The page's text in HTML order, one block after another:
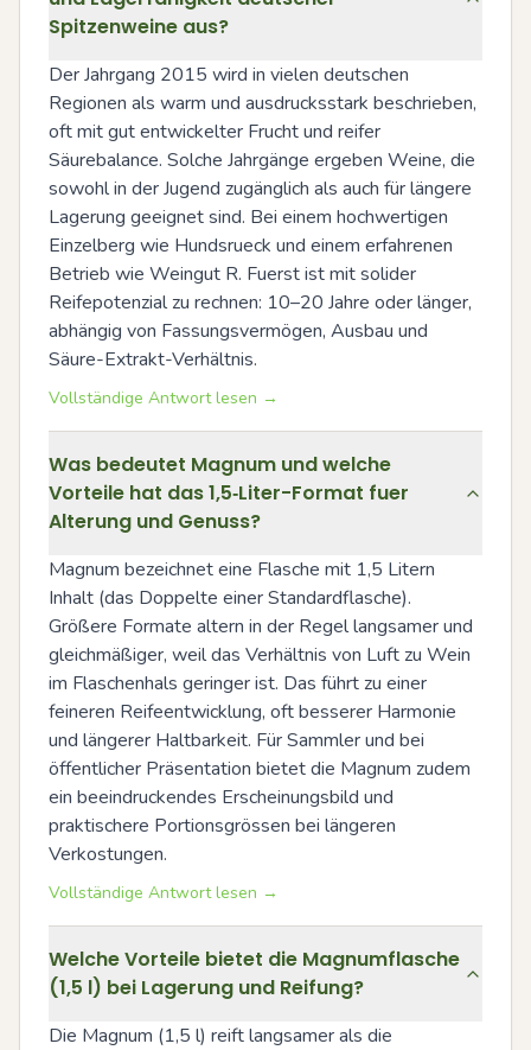
Spitzenweine aus?
Der Jahrgang 2015 wird in vielen deutschen
Regionen als warm und ausdrucksstark beschrieben,
oft mit gut entwickelter Frucht und reifer
Säurebalance. Solche Jahrgänge ergeben Weine, die
sowohl in der Jugend zugänglich als auch für längere
Lagerung geeignet sind. Bei einem hochwertigen
Einzelberg wie Hundsrueck und einem erfahrenen
Betrieb wie Weingut R. Fuerst ist mit solider
Reifepotenzial zu rechnen: 10–20 Jahre oder länger,
abhängig von Fassungsvermögen, Ausbau und
Säure-Extrakt-Verhältnis.
Vollständige Antwort lesen →
Was bedeutet Magnum und welche
Vorteile hat das 1,5‑Liter-Format fuer
Alterung und Genuss?
Magnum bezeichnet eine Flasche mit 1,5 Litern
Inhalt (das Doppelte einer Standardflasche).
Größere Formate altern in der Regel langsamer und
gleichmäßiger, weil das Verhältnis von Luft zu Wein
im Flaschenhals geringer ist. Das führt zu einer
feineren Reifeentwicklung, oft besserer Harmonie
und längerer Haltbarkeit. Für Sammler und bei
öffentlicher Präsentation bietet die Magnum zudem
ein beeindruckendes Erscheinungsbild und
praktischere Portionsgrössen bei längeren
Verkostungen.
Vollständige Antwort lesen →
Welche Vorteile bietet die Magnumflasche
(1,5 l) bei Lagerung und Reifung?
Die Magnum (1,5 l) reift langsamer als die